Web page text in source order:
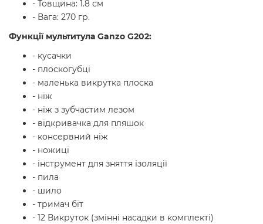
- Товщина: 1.8 см
- Вага: 270 гр.
Функції мультитула Ganzo G202:
- кусачки
- плоскогубці
- маленька викрутка плоска
- ніж
- ніж з зубчастим лезом
- відкривачка для пляшок
- консервний ніж
- ножиці
- інструмент для зняття ізоляції
- пила
- шило
- тримач біт
- 12 Викруток (змінні насадки в комплекті)